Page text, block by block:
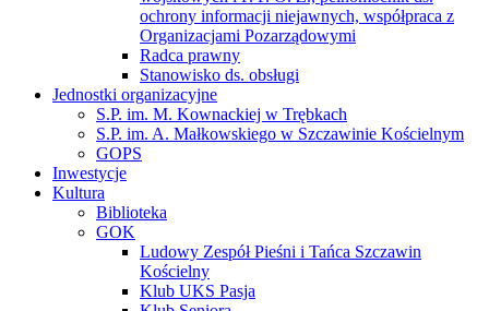
ochrony informacji niejawnych, współpraca z
Organizacjami Pozarządowymi
Radca prawny
Stanowisko ds. obsługi
Jednostki organizacyjne
S.P. im. M. Kownackiej w Trębkach
S.P. im. A. Małkowskiego w Szczawinie Kościelnym
GOPS
Inwestycje
Kultura
Biblioteka
GOK
Ludowy Zespół Pieśni i Tańca Szczawin
Kościelny
Klub UKS Pasja